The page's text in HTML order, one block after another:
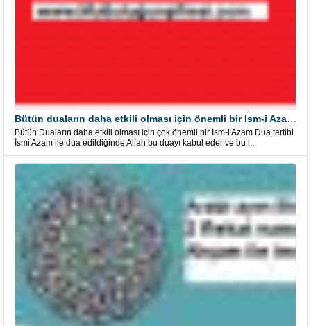
Bütün Duaların daha etkili olması için çok önemli bir İsm-i Azam Dua tertibi
İsmi Azam ile dua edildiğinde Allah bu duayı kabul eder ve bu i...